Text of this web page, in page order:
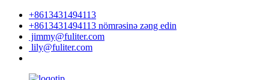
+8613431494113
+8613431494113 nömrəsinə zəng edin
jimmy@fuliter.com
lily@fuliter.com